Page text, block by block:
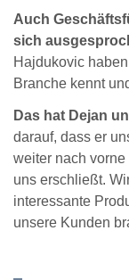
Auch
sich
Hajdukovic
Branche kennt
Das hat Dejan
darauf, dass er
weiter nach
uns erschließt.
interessante
unsere Kunden